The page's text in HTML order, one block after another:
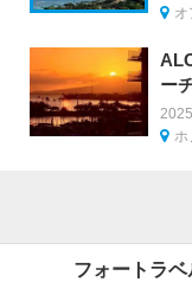
オ
ー
ホ
フォートラ